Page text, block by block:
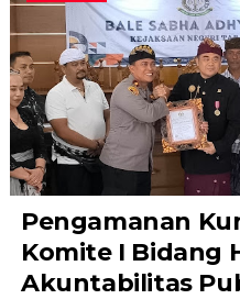
Pengamanan
Komite I Bidang
Akuntabilitas